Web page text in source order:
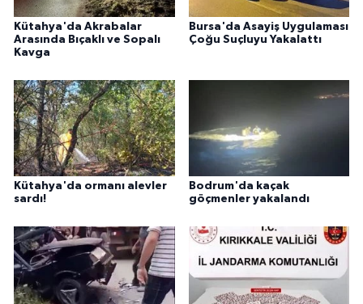
Kütahya'da Akrabalar
Arasında Bıçaklı ve Sopalı
Kavga
Bursa'da Asayiş Uygulaması
Çoğu Suçluyu Yakalattı
Kütahya'da ormanı alevler
sardı!
Bodrum'da kaçak
göçmenler yakalandı